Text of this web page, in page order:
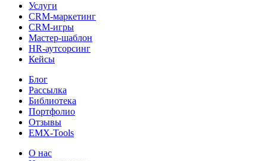
Услуги
CRM-маркетинг
CRM-игры
Мастер-шаблон
HR-аутсорсинг
Кейсы
Блог
Рассылка
Библиотека
Портфолио
Отзывы
EMX-Tools
О нас